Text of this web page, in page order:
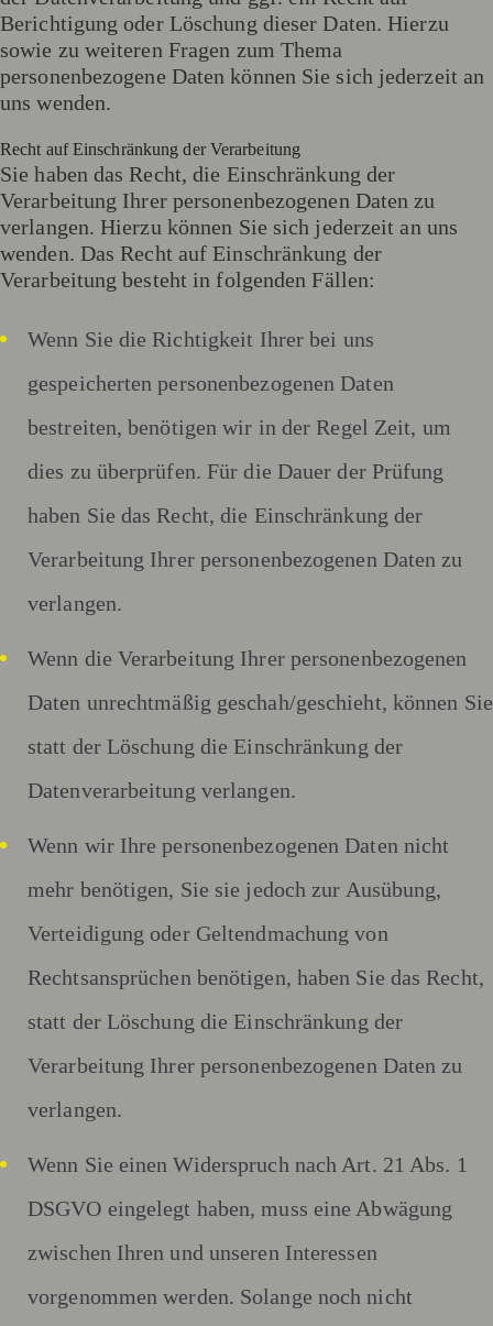
Berichtigung oder Löschung dieser Daten. Hierzu
sowie zu weiteren Fragen zum Thema
personenbezogene Daten können Sie sich jederzeit an
uns wenden.
Recht auf Einschränkung der Verarbeitung
Sie haben das Recht, die Einschränkung der
Verarbeitung Ihrer personenbezogenen Daten zu
verlangen. Hierzu können Sie sich jederzeit an uns
wenden. Das Recht auf Einschränkung der
Verarbeitung besteht in folgenden Fällen:
Wenn Sie die Richtigkeit Ihrer bei uns
gespeicherten personenbezogenen Daten
bestreiten, benötigen wir in der Regel Zeit, um
dies zu überprüfen. Für die Dauer der Prüfung
haben Sie das Recht, die Einschränkung der
Verarbeitung Ihrer personenbezogenen Daten zu
verlangen.
Wenn die Verarbeitung Ihrer personenbezogenen
Daten unrechtmäßig geschah/geschieht, können Sie
statt der Löschung die Einschränkung der
Datenverarbeitung verlangen.
Wenn wir Ihre personenbezogenen Daten nicht
mehr benötigen, Sie sie jedoch zur Ausübung,
Verteidigung oder Geltendmachung von
Rechtsansprüchen benötigen, haben Sie das Recht,
statt der Löschung die Einschränkung der
Verarbeitung Ihrer personenbezogenen Daten zu
verlangen.
Wenn Sie einen Widerspruch nach Art. 21 Abs. 1
DSGVO eingelegt haben, muss eine Abwägung
zwischen Ihren und unseren Interessen
vorgenommen werden. Solange noch nicht